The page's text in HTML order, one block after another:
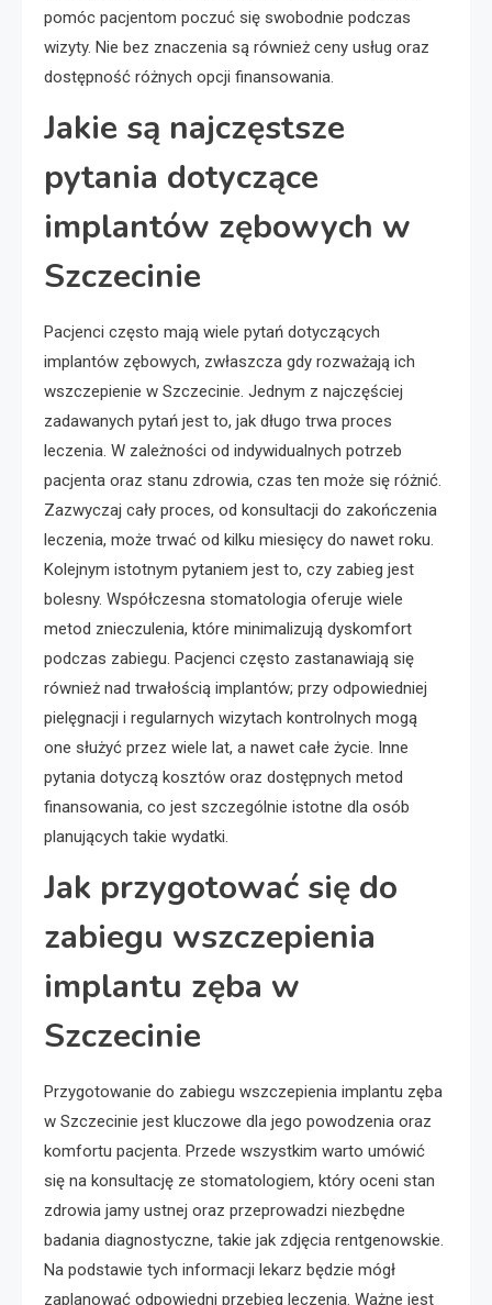
pomóc pacjentom poczuć się swobodnie podczas
wizyty. Nie bez znaczenia są również ceny usług oraz
dostępność różnych opcji finansowania.
Jakie są najczęstsze
pytania dotyczące
implantów zębowych w
Szczecinie
Pacjenci często mają wiele pytań dotyczących
implantów zębowych, zwłaszcza gdy rozważają ich
wszczepienie w Szczecinie. Jednym z najczęściej
zadawanych pytań jest to, jak długo trwa proces
leczenia. W zależności od indywidualnych potrzeb
pacjenta oraz stanu zdrowia, czas ten może się różnić.
Zazwyczaj cały proces, od konsultacji do zakończenia
leczenia, może trwać od kilku miesięcy do nawet roku.
Kolejnym istotnym pytaniem jest to, czy zabieg jest
bolesny. Współczesna stomatologia oferuje wiele
metod znieczulenia, które minimalizują dyskomfort
podczas zabiegu. Pacjenci często zastanawiają się
również nad trwałością implantów; przy odpowiedniej
pielęgnacji i regularnych wizytach kontrolnych mogą
one służyć przez wiele lat, a nawet całe życie. Inne
pytania dotyczą kosztów oraz dostępnych metod
finansowania, co jest szczególnie istotne dla osób
planujących takie wydatki.
Jak przygotować się do
zabiegu wszczepienia
implantu zęba w
Szczecinie
Przygotowanie do zabiegu wszczepienia implantu zęba
w Szczecinie jest kluczowe dla jego powodzenia oraz
komfortu pacjenta. Przede wszystkim warto umówić
się na konsultację ze stomatologiem, który oceni stan
zdrowia jamy ustnej oraz przeprowadzi niezbędne
badania diagnostyczne, takie jak zdjęcia rentgenowskie.
Na podstawie tych informacji lekarz będzie mógł
zaplanować odpowiedni przebieg leczenia. Ważne jest